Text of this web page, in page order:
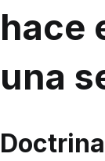
hace
una